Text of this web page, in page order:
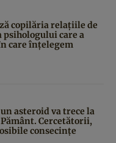
copilăria relațiile de
psihologului care a
care înțelegem
asteroid va trece la
Cercetătorii,
consecințe